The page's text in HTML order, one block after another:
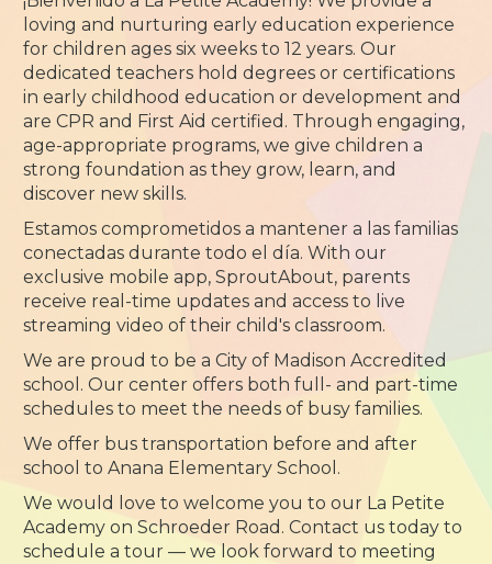
loving and nurturing early education experience
for children ages six weeks to 12 years. Our
dedicated teachers hold degrees or certifications
in early childhood education or development and
are CPR and First Aid certified. Through engaging,
age-appropriate programs, we give children a
strong foundation as they grow, learn, and
discover new skills.
Estamos comprometidos a mantener a las familias
conectadas durante todo el día. With our
exclusive mobile app, SproutAbout, parents
receive real-time updates and access to live
streaming video of their child's classroom.
We are proud to be a City of Madison Accredited
school. Our center offers both full- and part-time
schedules to meet the needs of busy families.
We offer bus transportation before and after
school to Anana Elementary School.
We would love to welcome you to our La Petite
Academy on Schroeder Road. Contact us today to
schedule a tour — we look forward to meeting